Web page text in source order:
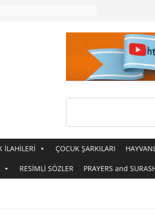
İLAHİLERİ ÇOCUK ŞARKILARI
RESİMLİ SÖZLER PRAYERS and